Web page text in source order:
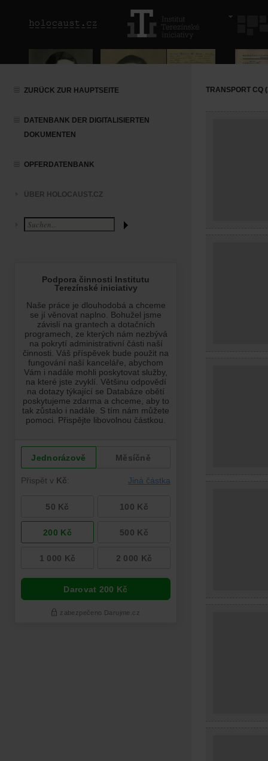
ZURÜCK ZUR HAUPTSEITE
DATENBANK DER DIGITALISIERTEN
DOKUMENTEN
OPFERDATENBANK
ÜBER HOLOCAUST.CZ
TRANSPORT CQ